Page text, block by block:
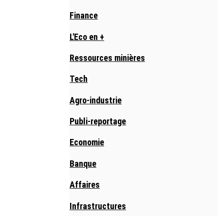
Finance
L'Eco en +
Ressources minières
Tech
Agro-industrie
Publi-reportage
Economie
Banque
Affaires
Infrastructures